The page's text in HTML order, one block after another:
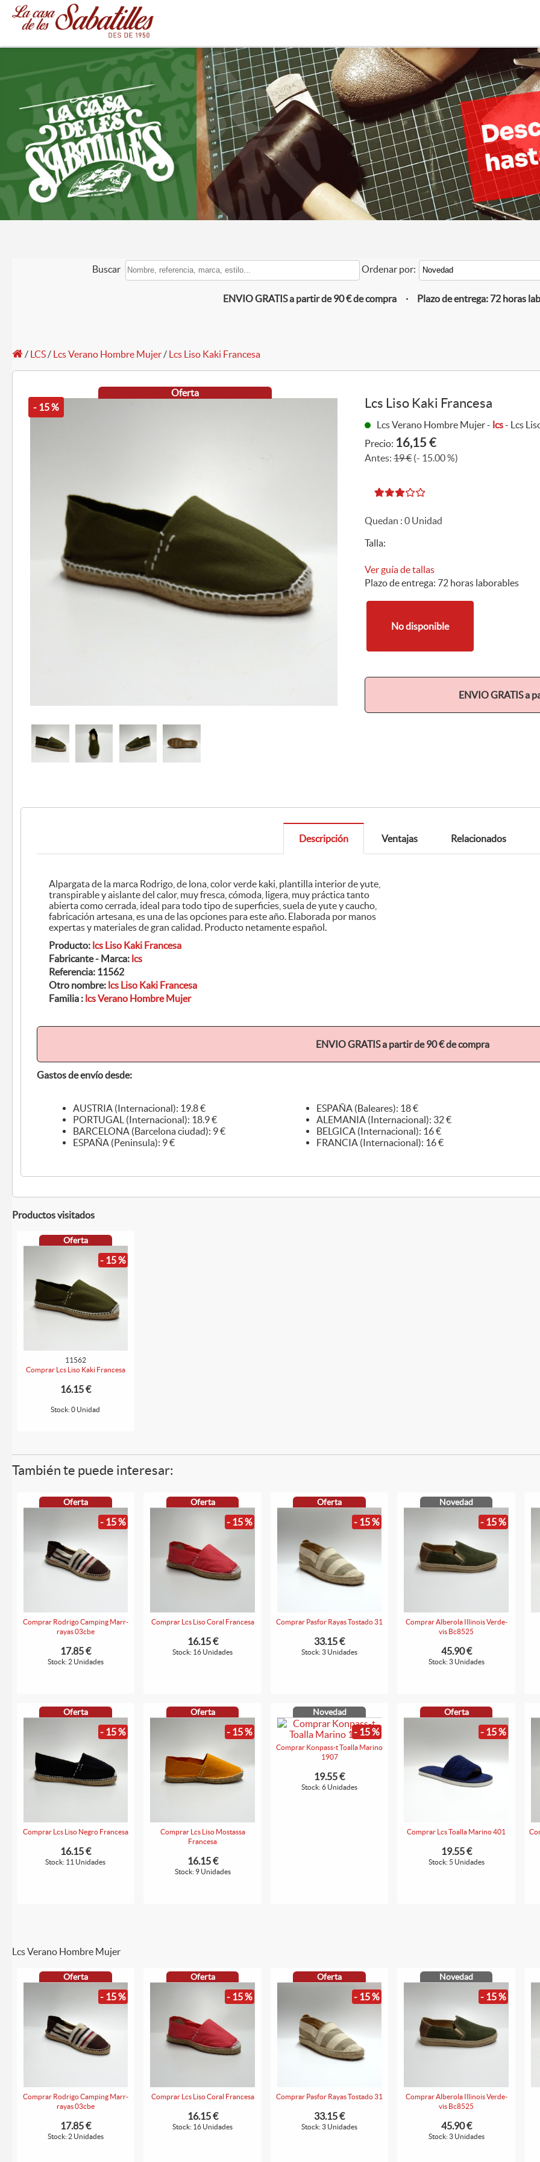
Buscar Ordenar por:
ENVIO GRATIS a partir de 90 € de compra · Plazo de entrega: 72 horas
/ LCS/ Lcs Verano Hombre Mujer/ Lcs Liso Kaki Francesa
Oferta
- 15 %
Lcs Liso Kaki Francesa
Lcs Verano Hombre Mujer - lcs- Lcs
Precio: 16,15 €
Antes:19 €(- 15.00 %)
Quedan :0 Unidad
Talla:
Ver guía de tallas
Plazo de entrega: 72 horas laborables
No disponible
ENVIO GRATIS a
Descripción Ventajas Relacionados
Alpargata de la marca Rodrigo, de lona, color verde kaki, plantilla interior de yute,
transpirable y aislante del calor, muy fresca, cómoda, ligera, muy práctica tanto
abierta como cerrada, ideal para todo tipo de superficies, suela de yute y caucho,
fabricación artesana, es una de las opciones para este año. Elaborada por manos
expertas y materiales de gran calidad. Producto netamente español.
Producto: lcs Liso Kaki Francesa
Fabricante - Marca: lcs
Referencia: 11562
Otro nombre: lcs Liso Kaki Francesa
Familia : lcs Verano Hombre Mujer
ENVIO GRATIS a partir de 90 € de compra
Gastos de envío desde:
AUSTRIA (Internacional): 19.8 €
PORTUGAL (Internacional): 18.9 €
BARCELONA (Barcelona ciudad): 9 €
ESPAÑA (Peninsula): 9 €
ESPAÑA (Baleares): 18 €
ALEMANIA (Internacional): 32 €
BELGICA (Internacional): 16 €
FRANCIA (Internacional): 16 €
Productos visitados
Oferta
- 15 %
11562
Comprar Lcs Liso Kaki Francesa
16.15 €
Stock: 0 Unidad
También te puede interesar:
Oferta
- 15 %
Comprar Rodrigo Camping Marr-
rayas 03cbe
17.85 €
Stock: 2 Unidades
Oferta
- 15 %
Comprar Lcs Liso Coral Francesa
16.15 €
Stock: 16 Unidades
Oferta
- 15 %
Comprar Pasfor Rayas Tostado 31
33.15 €
Stock: 3 Unidades
Novedad
- 15 %
Comprar Alberola Illinois Verde-
vis Bc8525
45.90 €
Stock: 3 Unidades
Oferta
- 15 %
Comprar Lcs Liso Negro Francesa
16.15 €
Stock: 11 Unidades
Oferta
- 15 %
Comprar Lcs Liso Mostassa
Francesa
16.15 €
Stock: 9 Unidades
Novedad
- 15 %
Comprar Konpass-t Toalla Marino
1907
19.55 €
Stock: 6 Unidades
Oferta
- 15 %
Comprar Lcs Toalla Marino 401
19.55 €
Stock: 5 Unidades
Lcs Verano Hombre Mujer
Oferta
- 15 %
Comprar Rodrigo Camping Marr-
rayas 03cbe
17.85 €
Stock: 2 Unidades
Oferta
- 15 %
Comprar Lcs Liso Coral Francesa
16.15 €
Stock: 16 Unidades
Oferta
- 15 %
Comprar Pasfor Rayas Tostado 31
33.15 €
Stock: 3 Unidades
Novedad
- 15 %
Comprar Alberola Illinois Verde-
vis Bc8525
45.90 €
Stock: 3 Unidades